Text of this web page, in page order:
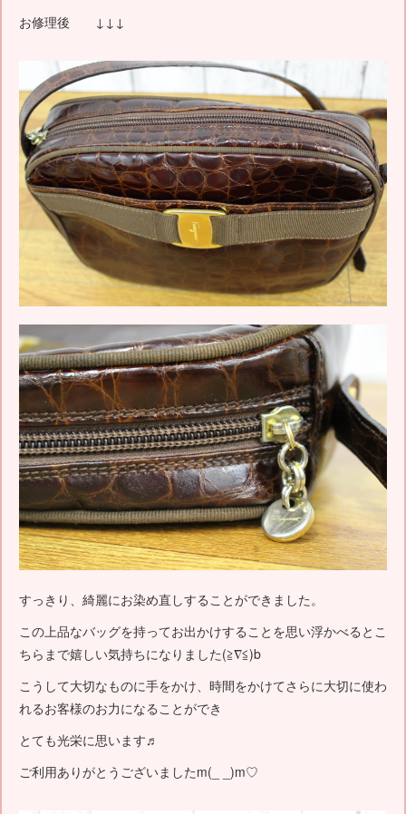
お修理後 ↓↓↓
すっきり、綺麗にお染め直しすることができました。
この上品なバッグを持ってお出かけすることを思い浮かべるとこ
ちらまで嬉しい気持ちになりました(≧∇≦)b
こうして大切なものに手をかけ、時間をかけてさらに大切に使わ
れるお客様のお力になることができ
とても光栄に思います♬
ご利用ありがとうございましたm(_ _)m♡